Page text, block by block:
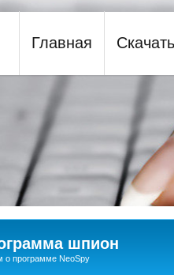
NeoSpy
Главная Скачать
шпион
о программе NeoSpy